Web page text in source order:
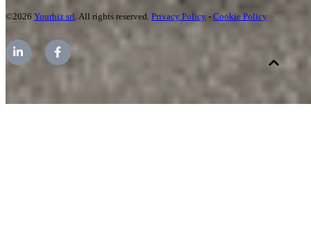
©2026 Yourbiz srl. All rights reserved. Privacy Policy - Cookie Policy